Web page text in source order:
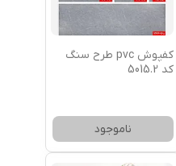
کفپوش pvc طرح سنگ
کد 5015.2
ناموجود